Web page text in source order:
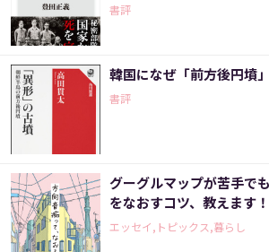
書評
韓国になぜ「前方後円墳
書評
グーグルマップが苦手で
をなおすコツ、教えます！
エッセイ,トピックス,暮らし